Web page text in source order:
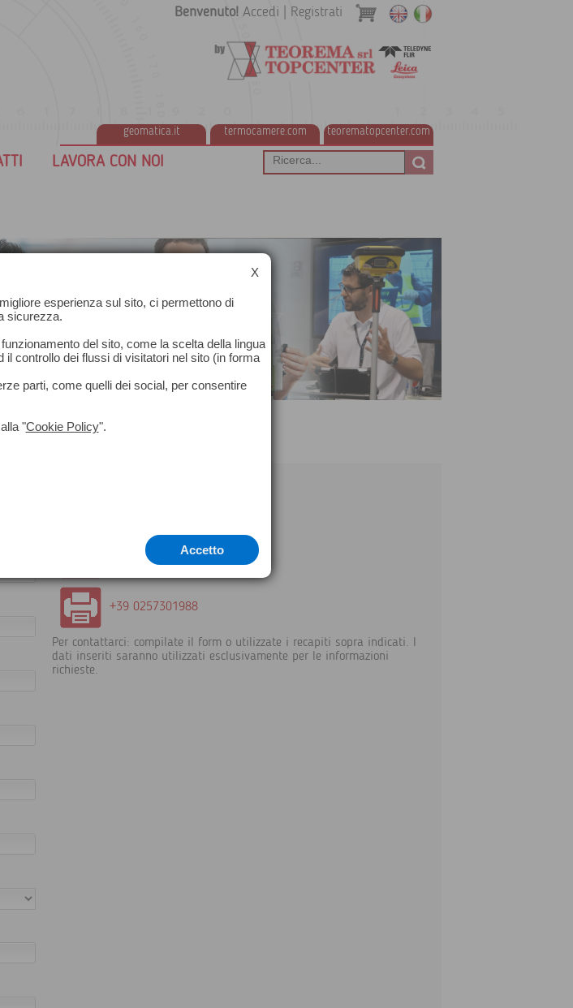
geomatica.it termocamere.com teorematopcenter.com
Benvenuto! Accedi Registrati
LAVORA CON NOI
info@geomatica.it
+39 0257301988
Per contattarci: compilate il form o utilizzate i recapiti sopra indicati. I
dati inseriti saranno utilizzati esclusivamente per le informazioni
richieste.
X
esperienza sul sito, ci permettono di
sicurezza.
del sito, come la scelta della lingua
controllo dei flussi di visitatori nel sito (in forma
parti, come quelli dei social, per consentire
"Cookie Policy".
Accetto